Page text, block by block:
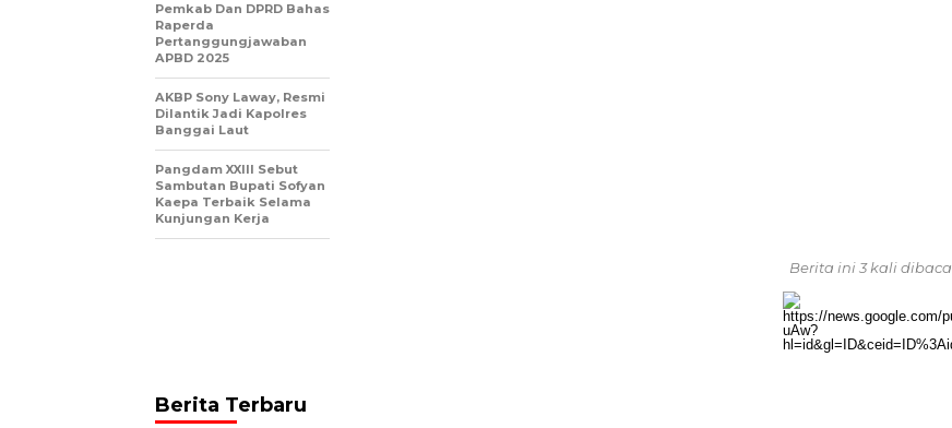
Pemkab Dan DPRD Bahas
Raperda
Pertanggungjawaban
APBD 2025
AKBP Sony Laway, Resmi
Dilantik Jadi Kapolres
Banggai Laut
Pangdam XXIII Sebut
Sambutan Bupati Sofyan
Kaepa Terbaik Selama
Kunjungan Kerja
Berita ini 3 kali dibaca
Berita Terbaru